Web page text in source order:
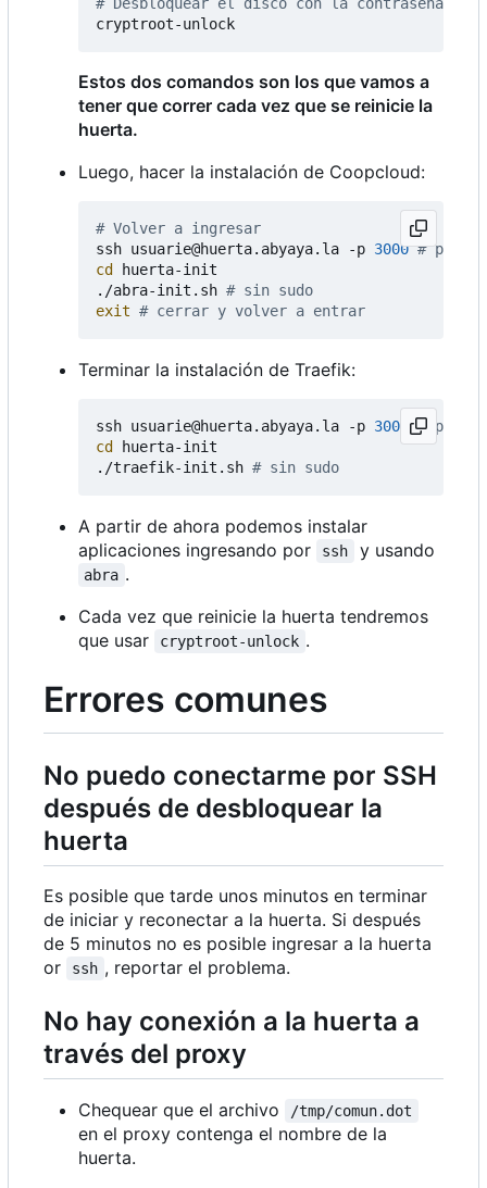
Estos dos comandos son los que vamos a
tener que correr cada vez que se reinicie la
huerta.
Luego, hacer la instalación de Coopcloud:
# Volver a ingresar
ssh usuarie@huerta.abyaya.la -p 3000 #
cd
huerta-init
./abra-init.sh # sin sudo
exit # cerrar y volver a entrar
Terminar la instalación de Traefik:
ssh usuarie@huerta.abyaya.la -p 3000
#
cd
huerta-init
./traefik-init.sh # sin sudo
A partir de ahora podemos instalar
aplicaciones ingresando por
ssh y usando
abra .
Cada vez que reinicie la huerta tendremos
que usar
cryptroot-unlock .
Errores comunes
No puedo conectarme por SSH
después de desbloquear la
huerta
Es posible que tarde unos minutos en terminar
de iniciar y reconectar a la huerta. Si después
de 5 minutos no es posible ingresar a la huerta
or
ssh , reportar el problema.
No hay conexión a la huerta a
través del proxy
Chequear que el archivo /tmp/comun.dot
en el proxy contenga el nombre de la
huerta.